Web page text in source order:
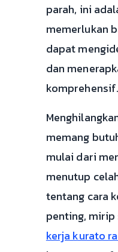
parah, ini
memerlukan
dapat
dan
komprehensif.
memang
mulai dari
menutup
tentang cara
penting,
kerja kurato